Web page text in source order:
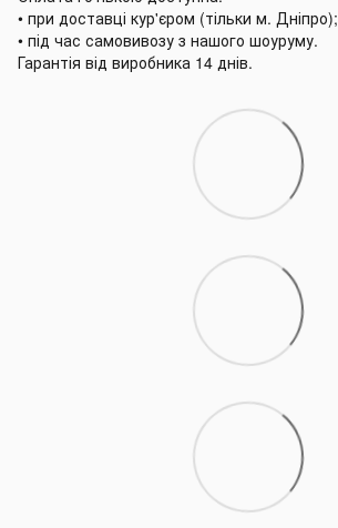
• при доставці кур'єром (тільки м. Дніпро);
• під час самовивозу з нашого шоуруму.
Гарантія від виробника 14 днів.